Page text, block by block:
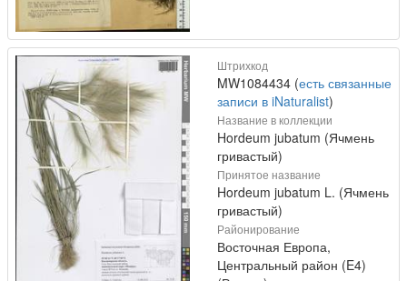
Штрихкод
MW1084434 (есть связанные
записи в iNaturalist)
Название в коллекции
Hordeum jubatum (Ячмень
гривастый)
Принятое название
Hordeum jubatum L. (Ячмень
гривастый)
Районирование
Восточная Европа,
Центральный район (E4)